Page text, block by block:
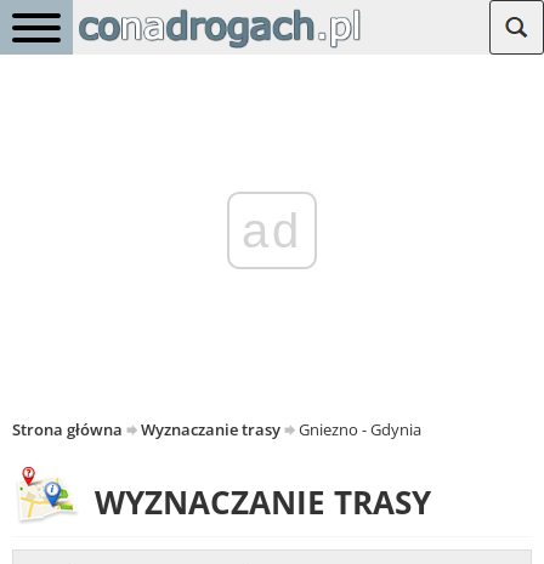
ad
Strona główna Wyznaczanie trasy Gniezno - Gdynia
WYZNACZANIE TRASY